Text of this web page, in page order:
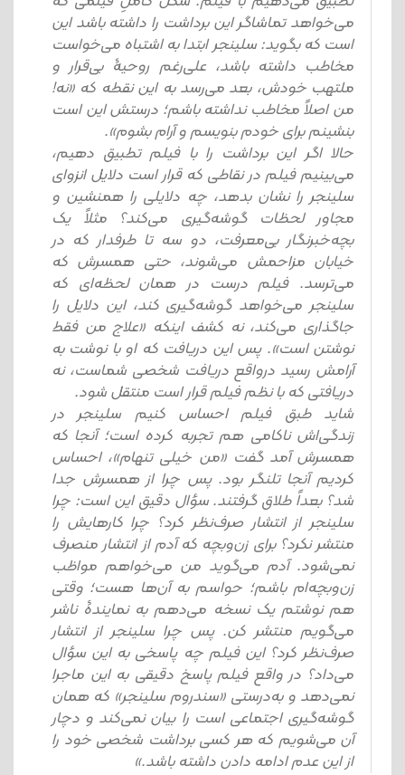
می‌خواهد تماشاگر این برداشت را داشته باشد این
است که بگوید: سلینجر ابتدا به اشتباه می‌خواست
مخاطب داشته باشد، علی‌رغم روحیۀ بی‌قرار و
ملتهب خودش، بعد می‌رسد به این نقطه که «نه!
من اصلاً مخاطب نداشته باشم؛ درستش این است
بنشینم برای خودم بنویسم و آرام بشوم».
حالا اگر این برداشت را با فیلم تطبیق دهیم،
می‌بینیم فیلم در نقاطی که قرار است دلایل انزوای
سلینجر را نشان بدهد، چه دلایلی را همنشین و
مجاور لحظات گوشه‌گیری می‌کند؟ مثلاً یک
بچه‌خبرنگار بی‌معرفت، دو سه تا طرفدار که در
خیابان مزاحمش می‌شوند، حتی همسرش که
می‌ترسد. فیلم درست در همان لحظه‌ای که
سلینجر می‌خواهد گوشه‌گیری کند، این دلایل را
جاگذاری می‌کند، نه کشف اینکه «علاج من فقط
نوشتن است». پس این دریافت که او با نوشت به
آرامش رسید درواقع دریافت شخصی شماست، نه
دریافتی که با نظم فیلم قرار است منتقل شود.
شاید طبق فیلم احساس کنیم سلینجر در
زندگی‌اش ناکامی هم تجربه کرده است؛ آنجا که
همسرش آمد گفت «من خیلی تنهام»، احساس
کردیم آنجا تلنگر بود. پس چرا از همسرش جدا
شد؟ بعداً طلاق گرفتند. سؤال دقیق این است: چرا
سلینجر از انتشار صرف‌نظر کرد؟ چرا کارهایش را
منتشر نکرد؟ برای زن‌وبچه که آدم از انتشار منصرف
نمی‌شود. آدم می‌گوید من می‌خواهم مواظب
زن‌و‌بچه‌ام باشم؛ حواسم به آن‌ها هست؛ وقتی
هم نوشتم یک نسخه می‌دهم به نمایندۀ ناشر
می‌گویم منتشر کن. پس چرا سلینجر از انتشار
صرف‌نظر کرد؟ این فیلم چه پاسخی به این سؤال
می‌داد؟ در واقع فیلم پاسخ دقیقی به این ماجرا
نمی‌دهد و به‌درستی «سندروم سلینجر» که همان
گوشه‌گیری اجتماعی است را بیان نمی‌کند و دچار
آن می‌شویم که هر کسی برداشت شخصی خود را
از این عدم ادامه دادن داشته باشد.»